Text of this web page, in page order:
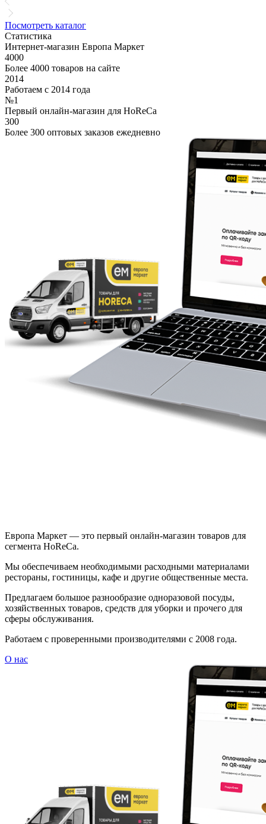
Посмотреть каталог
Статистика
Интернет-магазин Европа Маркет
4000
Более 4000 товаров на сайте
2014
Работаем с 2014 года
№1
Первый онлайн-магазин для HoReCa
300
Более 300 оптовых заказов ежедневно
Европа Маркет — это первый онлайн-магазин товаров для
сегмента HoReCa.
Мы обеспечиваем необходимыми расходными материалами
рестораны, гостиницы, кафе и другие общественные места.
Предлагаем большое разнообразие одноразовой посуды,
хозяйственных товаров, средств для уборки и прочего для
сферы обслуживания.
Работаем с проверенными производителями с 2008 года.
О нас